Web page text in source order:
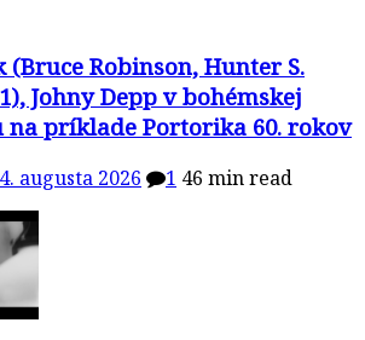
Robinson, Hunter S.
Johny Depp v bohémskej
príklade Portorika 60. rokov
4. augusta 2026 1 46 min read